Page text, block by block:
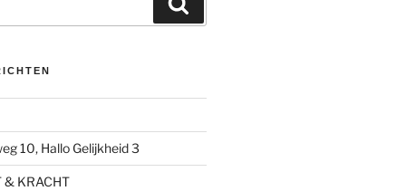
10, Hallo Gelijkheid 3
& KRACHT